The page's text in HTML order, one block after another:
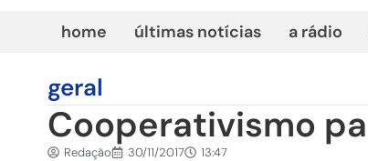
home últimas notícias a rádio
geral
Cooperativismo
Redação 30/11/2017 13:47